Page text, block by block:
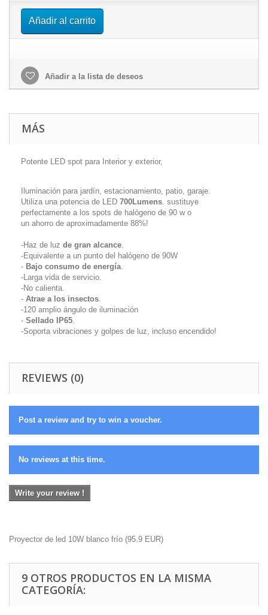
Añadir al carrito
Añadir a la lista de deseos
MÁS
Potente LED spot para Interior y exterior,
Iluminación para jardín, estacionamiento, patio, garaje.
Utiliza una potencia de LED 700Lumens. sustituye
perfectamente a los spots de halógeno de 90 w o
un ahorro de aproximadamente 88%!
-Haz de luz de gran alcance.
-Equivalente a un punto del halógeno de 90W
- Bajo consumo de energía.
-Larga vida de servicio.
-No calienta.
- Atrae a los insectos.
-120 amplio ángulo de iluminación
- Sellado IP65.
-Soporta vibraciones y golpes de luz, incluso encendido!
REVIEWS (0)
Post a review and try to win a voucher.
No reviews at this time.
Write your review !
Proyector de led 10W blanco frío (95.9 EUR)
9 OTROS PRODUCTOS EN LA MISMA
CATEGORÍA: